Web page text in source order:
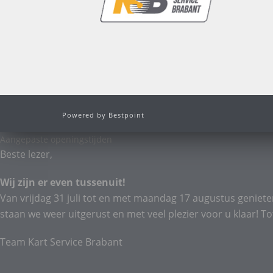
Powered by Bestpoint
Aangepaste openingstijden
Beste lezer,
Wij zijn er even tussenuit!
Van vrijdag 31 juli tot en met maandag 17 augustus
staan we weer uitgerust en met veel plezier voor u klaar!
Team Kart Service Brabant